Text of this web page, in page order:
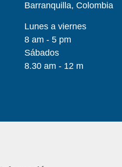
Barranquilla, Colombia
Lunes a viernes
8 am - 5 pm
Sábados
8.30 am - 12 m